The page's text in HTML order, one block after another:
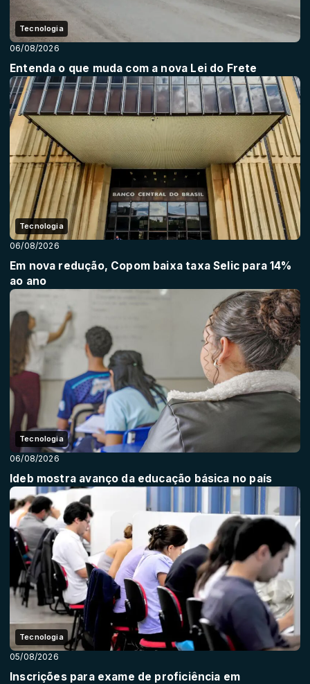
Tecnologia
06/08/2026
Entenda o que muda com a nova Lei do Frete
Tecnologia
06/08/2026
Em nova redução, Copom baixa taxa Selic para 14%
ao ano
Tecnologia
06/08/2026
Ideb mostra avanço da educação básica no país
Tecnologia
05/08/2026
Inscrições para exame de proficiência em